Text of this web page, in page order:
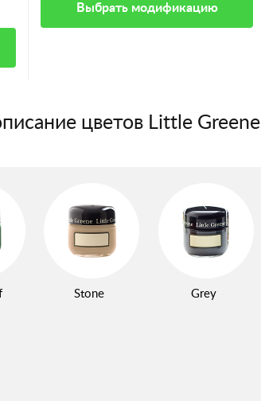
Выбрать модификацию
цветов Little Greene
Stone Grey